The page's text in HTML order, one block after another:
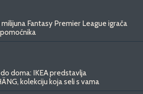
milijuna Fantasy Premier League igrača
doma: IKEA predstavlja
kolekciju koja seli s vama